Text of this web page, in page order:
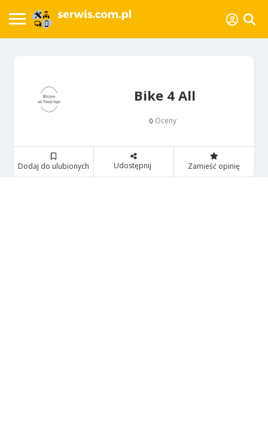
Bike 4 All
0 Oceny
Dodaj do ulubionych Udostępnij Zamieść opinię